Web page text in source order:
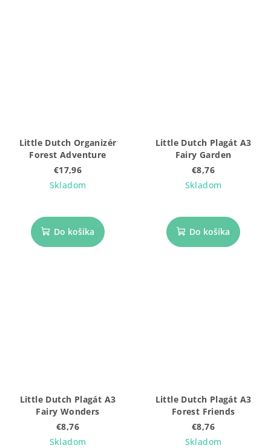
Little Dutch Organizér
Forest Adventure
€17,96
Skladom
Do košíka
Little Dutch Plagát A3
Fairy Garden
€8,76
Skladom
Do košíka
Little Dutch Plagát A3
Fairy Wonders
€8,76
Skladom
Little Dutch Plagát A3
Forest Friends
€8,76
Skladom